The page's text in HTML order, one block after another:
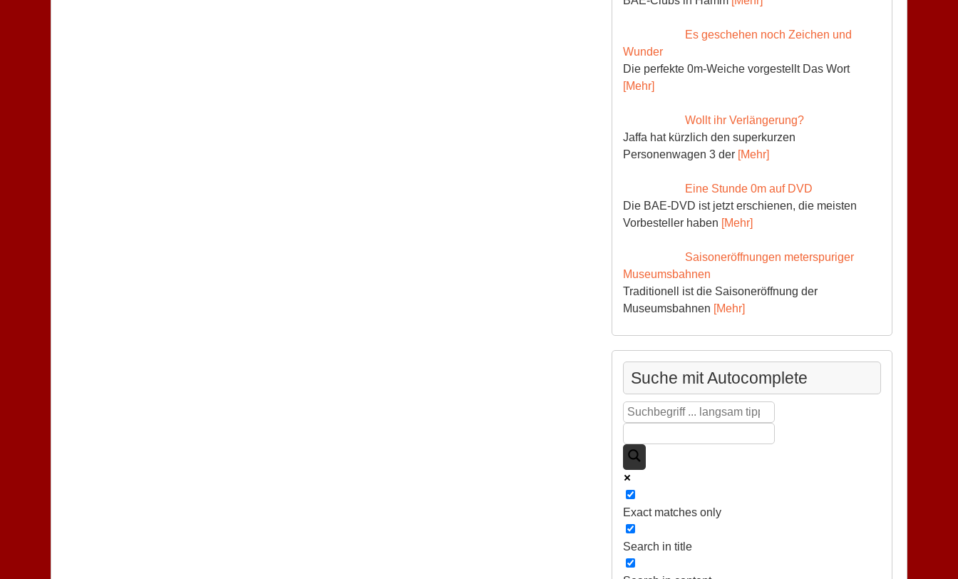
Es geschehen noch Zeichen und
Wunder
Die perfekte 0m-Weiche vorgestellt Das Wort
[Mehr]
Wollt ihr Verlängerung?
Jaffa hat kürzlich den superkurzen
Personenwagen 3 der [Mehr]
Eine Stunde 0m auf DVD
Die BAE-DVD ist jetzt erschienen, die meisten
Vorbesteller haben [Mehr]
Saisoneröffnungen meterspuriger
Museumsbahnen
Traditionell ist die Saisoneröffnung der
Museumsbahnen [Mehr]
Suche mit Autocomplete
Exact matches only
Search in title